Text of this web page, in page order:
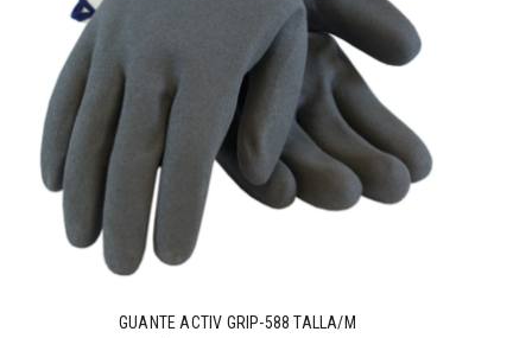
GUANTE ACTIV GRIP-588 TALLA/M